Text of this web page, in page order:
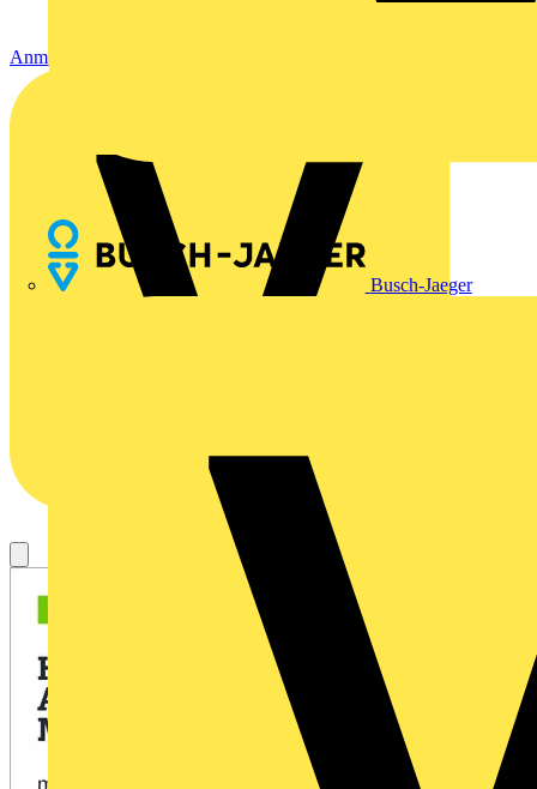
Busch-Jaeger
Anmelden